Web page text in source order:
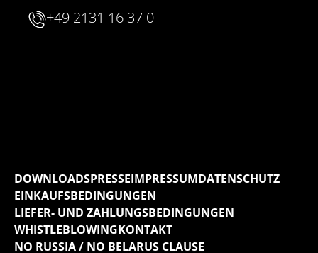
+49 2131 16 37 0
DOWNLOADSPRESSEIMPRESSUMDATENSCHUTZ
EINKAUFSBEDINGUNGEN
LIEFER- UND ZAHLUNGSBEDINGUNGEN
WHISTLEBLOWINGKONTAKT
NO RUSSIA / NO BELARUS CLAUSE